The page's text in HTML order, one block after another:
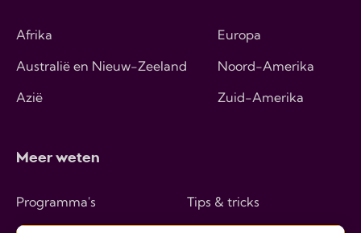
Afrika
Australië en Nieuw-Zeeland
Azië
Europa
Noord-Amerika
Zuid-Amerika
Meer weten
Programma's
Tips & tricks